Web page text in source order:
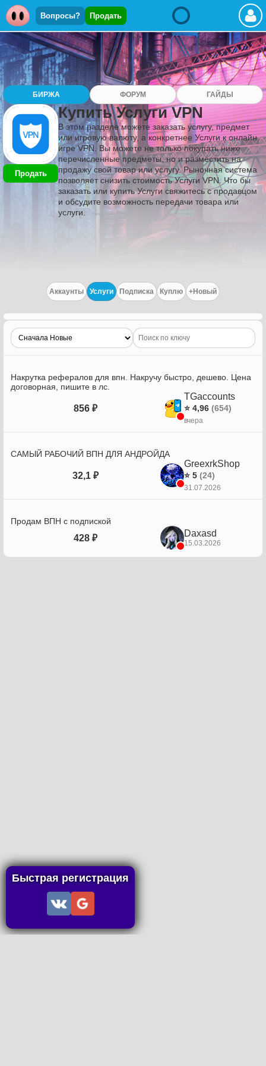
Вопросы? Продать
БИРЖА ФОРУМ ГАЙДЫ
Продать
Купить Услуги VPN
В этом разделе можете заказать услугу, предмет
или игровую валюту, а конкретнее Услуги к онлайн
игре VPN. Вы можете не только покупать ниже
перечисленные предметы, но и разместить на
продажу свой товар или услугу. Рыночная система
позволяет снизить стоимость Услуги VPN. Что бы
заказать или купить Услуги свяжитесь с продавцом
и обсудите возможность передачи товара или
услуги.
Аккаунты Услуги Подписка Куплю +Новый
Накрутка рефералов для впн. Накручу быстро, дешево. Цена
договорная, пишите в лс.
856 ₽
TGaccounts
⭐ 4,96 (654)
вчера
САМЫЙ РАБОЧИЙ ВПН ДЛЯ АНДРОЙДА
32,1 ₽
GreexrkShop
⭐ 5 (24)
31.07.2026
Продам ВПН с подпиской
428 ₽ Daxasd
15.03.2026
Быстрая регистрация